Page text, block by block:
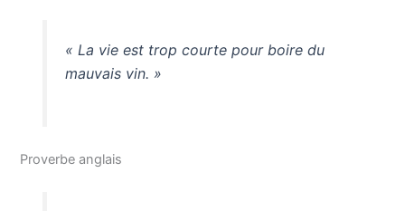
« La vie est trop courte pour boire du
mauvais vin. »
Proverbe anglais